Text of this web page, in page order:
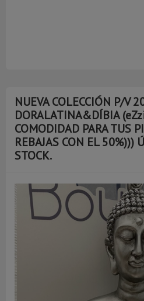
NUEVA COLECCIÓN P/V
DORALATINA&DÍBIA
COMODIDAD PARA TUS
REBAJAS CON EL 50%)))
STOCK.